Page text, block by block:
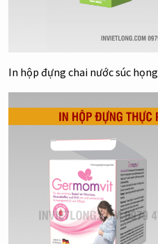
In hộp đựng chai nước súc họng